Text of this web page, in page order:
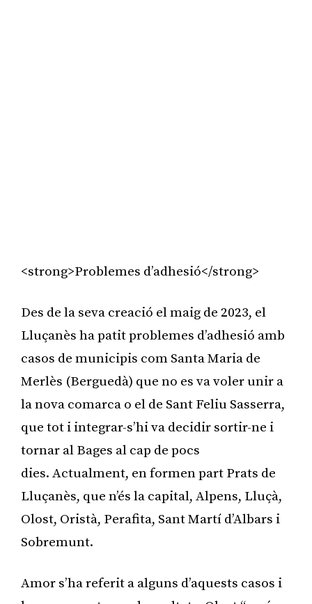
<strong>Problemes d’adhesió</strong>
Des de la seva creació el maig de 2023, el
Lluçanès ha patit problemes d’adhesió amb
casos de municipis com Santa Maria de
Merlès (Berguedà) que no es va voler unir a
la nova comarca o el de Sant Feliu Sasserra,
que tot i integrar-s’hi va decidir sortir-ne i
tornar al Bages al cap de pocs
dies. Actualment, en formen part Prats de
Lluçanès, que n’és la capital, Alpens, Lluçà,
Olost, Oristà, Perafita, Sant Martí d’Albars i
Sobremunt.
Amor s’ha referit a alguns d’aquests casos i